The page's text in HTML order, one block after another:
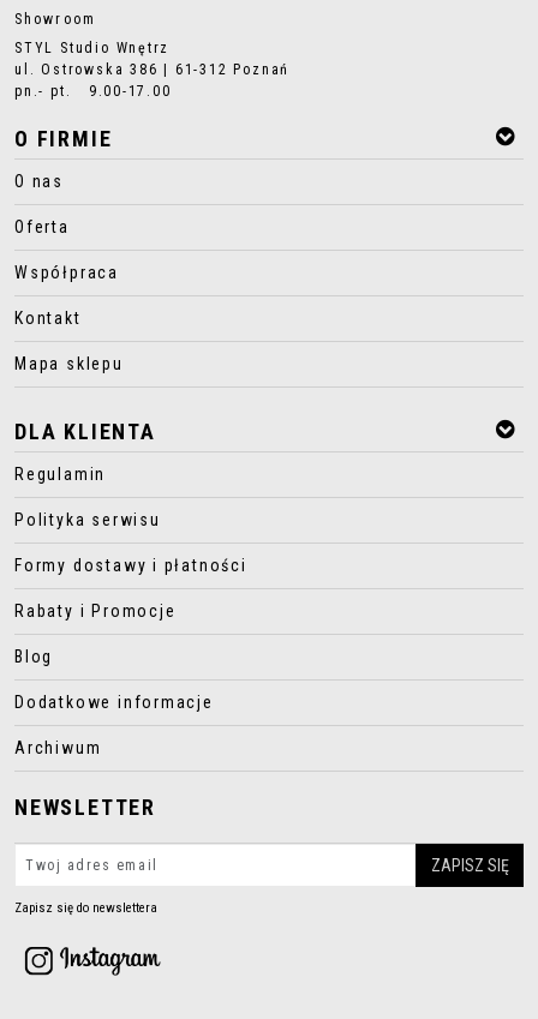
Showroom
STYL Studio Wnętrz
ul. Ostrowska 386 | 61-312 Poznań
pn.- pt. 9.00-17.00
O FIRMIE
O nas
Oferta
Współpraca
Kontakt
Mapa sklepu
DLA KLIENTA
Regulamin
Polityka serwisu
Formy dostawy i płatności
Rabaty i Promocje
Blog
Dodatkowe informacje
Archiwum
NEWSLETTER
Zapisz się do newslettera